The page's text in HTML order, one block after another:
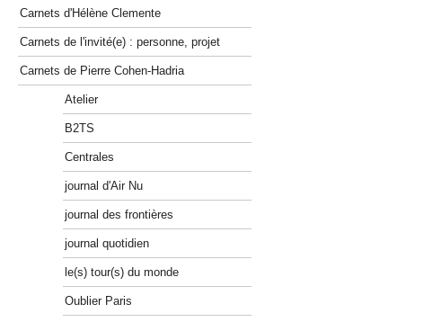
Carnets d'Hélène Clemente
Carnets de l'invité(e) : personne, projet
Carnets de Pierre Cohen-Hadria
Atelier
B2TS
Centrales
journal d'Air Nu
journal des frontières
journal quotidien
le(s) tour(s) du monde
Oublier Paris